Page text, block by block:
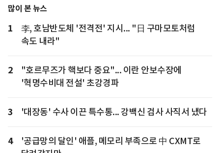
많이 본 뉴스
1
李, 호남반도체 '전격전' 지시... "日 구마모토처럼
속도 내라"
2
"호르무즈가 핵보다 중요"... 이란 안보수장에
'혁명수비대 전설' 초강경파
3 '대장동' 수사 이끈 특수통... 강백신 검사 사직서 냈다
4
'공급망의 달인' 애플, 메모리 부족으로 中 CXMT로